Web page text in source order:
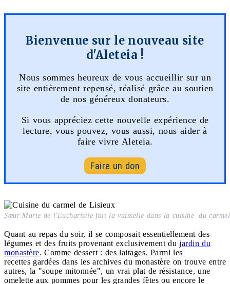
Bienvenue sur le nouveau site
d'Aleteia !
Nous sommes heureux de vous accueillir sur un
site entièrement repensé, réalisé grâce au soutien
de nos généreux donateurs.
Si vous appréciez cette nouvelle expérience de
lecture, vous pouvez, vous aussi, nous aider à
faire vivre Aleteia.
Faire un don
Sœur Marie de l'Eucharistie fait la vaisselle dans la cuisine du
Quant au repas du soir, il se composait essentiellement des
légumes et des fruits provenant exclusivement du jardin du
monastère. Comme dessert : des laitages. Parmi les
recettes gardées dans les archives du monastère on trouve entre
autres, la "soupe mitonnée", un vrai plat de résistance, une
omelette aux pommes pour les grandes fêtes ou encore le